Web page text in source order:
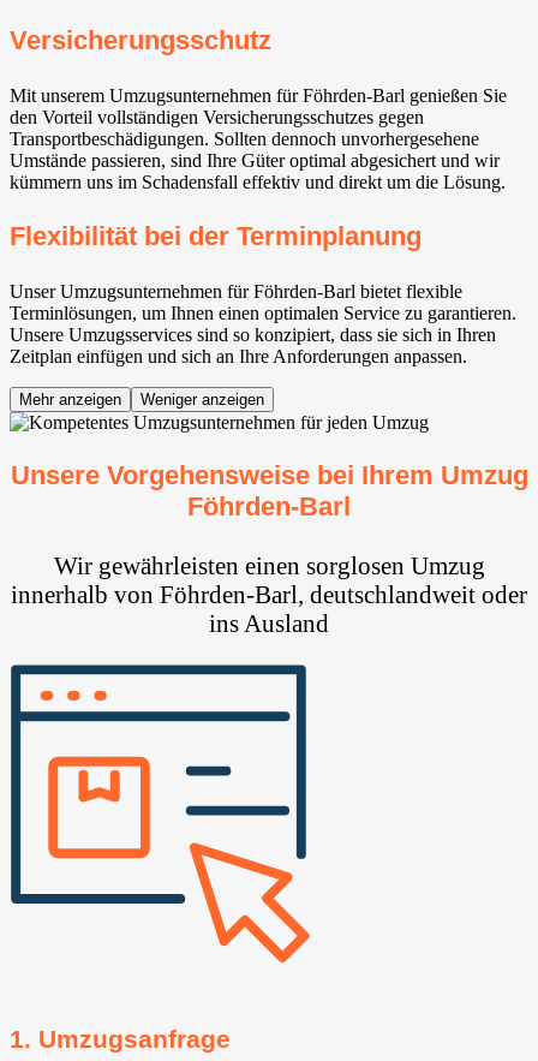
Versicherungsschutz
Mit unserem Umzugsunternehmen für Föhrden-Barl genießen Sie
den Vorteil vollständigen Versicherungsschutzes gegen
Transportbeschädigungen. Sollten dennoch unvorhergesehene
Umstände passieren, sind Ihre Güter optimal abgesichert und wir
kümmern uns im Schadensfall effektiv und direkt um die Lösung.
Flexibilität bei der Terminplanung
Unser Umzugsunternehmen für Föhrden-Barl bietet flexible
Terminlösungen, um Ihnen einen optimalen Service zu garantieren.
Unsere Umzugsservices sind so konzipiert, dass sie sich in Ihren
Zeitplan einfügen und sich an Ihre Anforderungen anpassen.
Mehr anzeigen Weniger anzeigen
Unsere Vorgehensweise bei Ihrem Umzug
Föhrden-Barl
Wir gewährleisten einen sorglosen Umzug
innerhalb von Föhrden-Barl, deutschlandweit oder
ins Ausland
1. Umzugsanfrage